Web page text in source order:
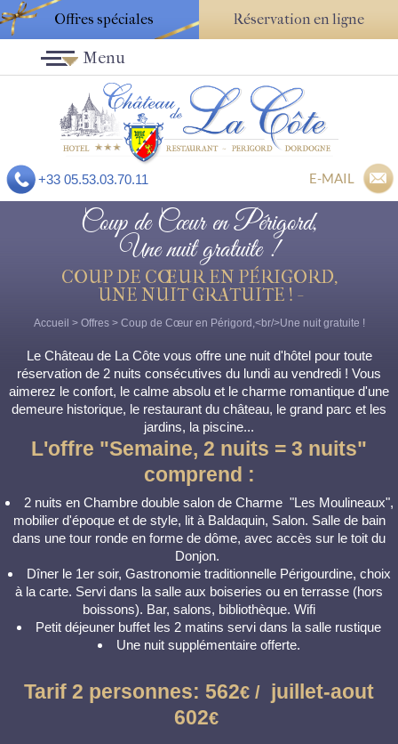
Offres spéciales Réservation en ligne
+33 05.53.03.70.11 E-MAIL
Menu
Coup de Cœur en Périgord,
Une nuit gratuite !
COUP DE CŒUR EN PÉRIGORD,
UNE NUIT GRATUITE ! -
Accueil > Offres> Coup de Cœur en Périgord,<br/>Une nuit gratuite !
Le Château de La Côte vous offre une nuit d'hôtel pour toute
réservation de 2 nuits consécutives du lundi au vendredi ! Vous
aimerez le confort, le calme absolu et le charme romantique d'une
demeure historique, le restaurant du château, le grand parc et les
jardins, la piscine...
L'offre "Semaine, 2 nuits = 3 nuits"
comprend :
2 nuits en Chambre double salon de Charme "Les Moulineaux",
mobilier d'époque et de style, lit à Baldaquin, Salon. Salle de bain
dans une tour ronde en forme de dôme, avec accès sur le toit du
Donjon.
Dîner le 1er soir, Gastronomie traditionnelle Périgourdine, choix
à la carte. Servi dans la salle aux boiseries ou en terrasse (hors
boissons). Bar, salons, bibliothèque. Wifi
Petit déjeuner buffet les 2 matins servi dans la salle rustique
Une nuit supplémentaire offerte.
Tarif 2 personnes: 562€ / juillet-aout
602€